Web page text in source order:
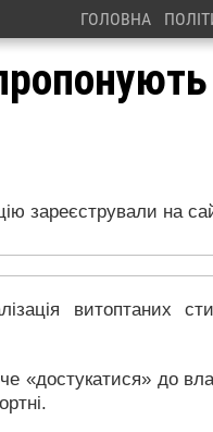
ГОЛОВНА
зареєстрували на
витоптаних
«достукатися» до